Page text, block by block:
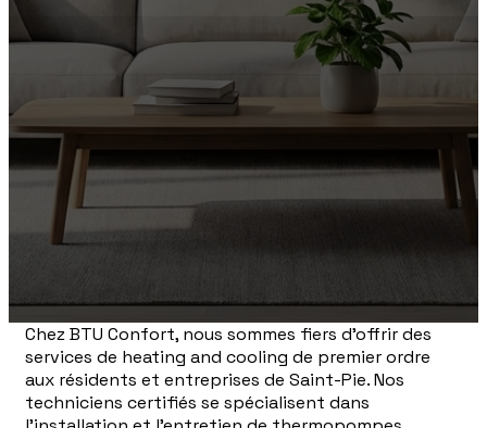
Chez BTU Confort, nous sommes fiers d'offrir des
services de heating and cooling de premier ordre
aux résidents et entreprises de Saint-Pie. Nos
techniciens certifiés se spécialisent dans